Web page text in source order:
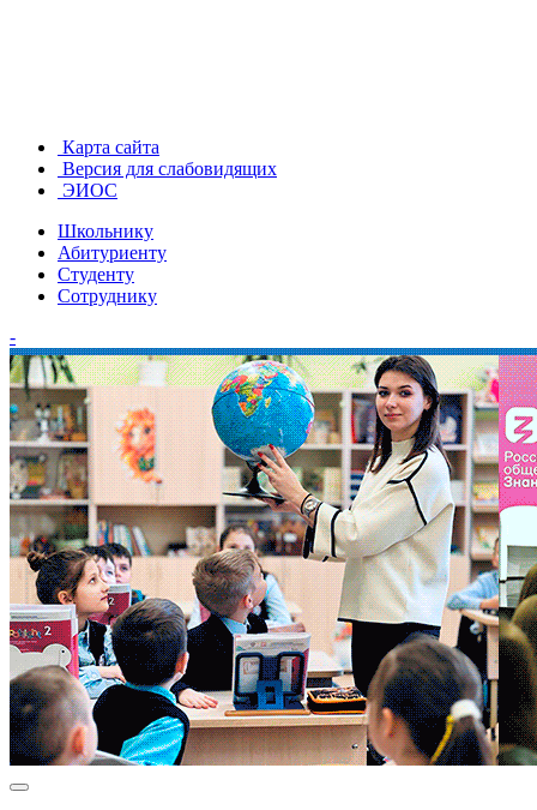
Карта сайта
Версия для слабовидящих
ЭИОС
Школьнику
Абитуриенту
Студенту
Сотруднику
-